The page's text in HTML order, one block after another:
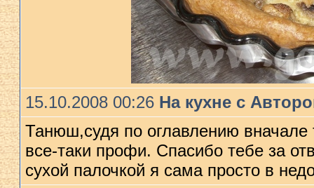
15.10.2008 00:26 На кухне с
Танюш,судя по оглавлению
все-таки профи. Спасибо тебе за
суxой палочкой я сама просто в